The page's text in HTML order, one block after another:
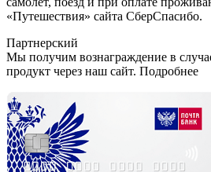
«Путешествия» сайта СберСпасибо.
Партнерский
Мы получим вознаграждение в
продукт через наш сайт. Подробнее